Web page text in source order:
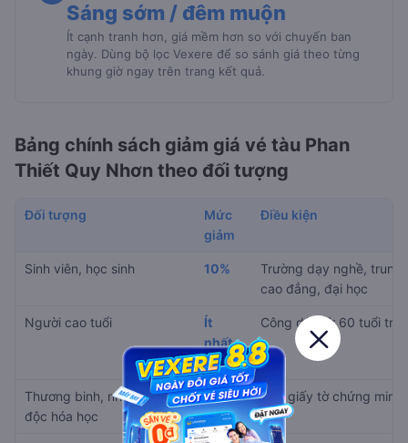
Sáng sớm / đêm muộn
Ít cạnh tranh hơn, giá mềm hơn so với chuyến ban
ngày. Dùng bộ lọc Vexere để so sánh giá theo từng
khung giờ ngay trên trang kết quả.
Bảng chính sách giảm giá vé tàu Phan
Thiết Quy Nhơn theo đối tượng
Đối tượng
Mức
giảm
Điều kiện
Sinh viên, học sinh 10%
Trường dạy nghề, trung
cao đẳng, đại học
Người cao tuổi
Ít
nhất
15%
Công dân từ 60 tuổi trở
Thương binh, nhiễm chất
độc hóa học
30% Cần giấy tờ chứng minh